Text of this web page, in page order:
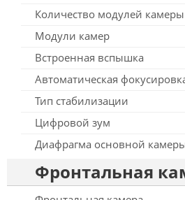
Количество модулей камеры
Модули камер
Встроенная вспышка
Автоматическая
Тип стабилизации
Цифровой зум
Диафрагма основной
Фронтальная